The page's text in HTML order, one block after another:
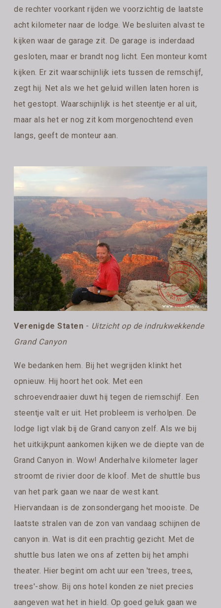
de rechter voorkant rijden we voorzichtig de laatste
acht kilometer naar de lodge. We besluiten alvast te
kijken waar de garage zit. De garage is inderdaad
gesloten, maar er brandt nog licht. Een monteur komt
kijken. Er zit waarschijnlijk iets tussen de remschijf,
zegt hij. Net als we het geluid willen laten horen is
het gestopt. Waarschijnlijk is het steentje er al uit,
maar als het er nog zit kom morgenochtend even
langs, geeft de monteur aan.
Verenigde Staten - Uitzicht op de indrukwekkende
Grand Canyon
We bedanken hem. Bij het wegrijden klinkt het
opnieuw. Hij hoort het ook. Met een
schroevendraaier duwt hij tegen de riemschijf. Een
steentje valt er uit. Het probleem is verholpen. De
lodge ligt vlak bij de Grand canyon zelf. Als we bij
het uitkijkpunt aankomen kijken we de diepte van de
Grand Canyon in. Wow! Anderhalve kilometer lager
stroomt de rivier door de kloof. Met de shuttle bus
van het park gaan we naar de west kant.
Hiervandaan is de zonsondergang het mooiste. De
laatste stralen van de zon van vandaag schijnen de
canyon in. Wat is dit een prachtig gezicht. Met de
shuttle bus laten we ons af zetten bij het amphi
theater. Hier begint om acht uur een 'trees, trees,
trees'-show. Bij ons hotel konden ze niet precies
aangeven wat het in hield. Op goed geluk gaan we